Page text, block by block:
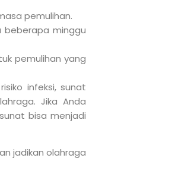
pemulihan.
beberapa minggu
pemulihan yang
infeksi, sunat
Jika Anda
bisa menjadi
jadikan olahraga